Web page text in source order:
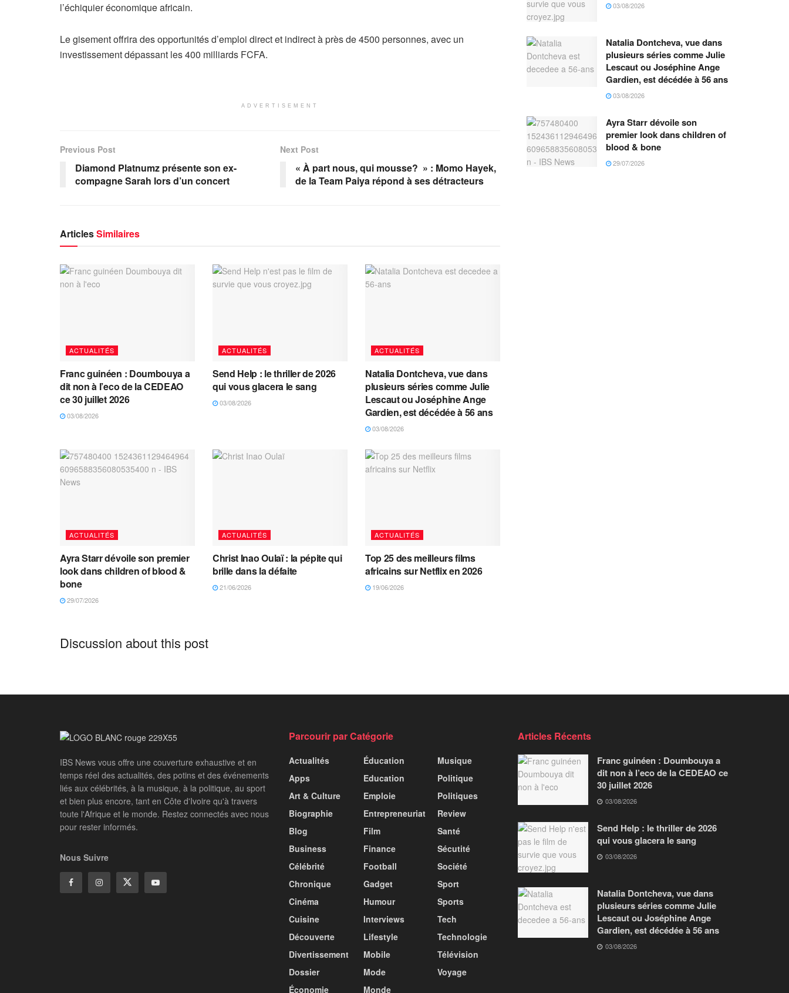
l’échiquier économique africain.
Le gisement offrira des opportunités d’emploi direct et indirect à près de 4500 personnes, avec un
investissement dépassant les 400 milliards FCFA.
ADVERTISEMENT
Previous Post
Diamond Platnumz présente son ex-
compagne Sarah lors d’un concert
Next Post
« À part nous, qui mousse? » : Momo Hayek,
de la Team Paiya répond à ses détracteurs
ArticlesSimilaires
ACTUALITÉS
Franc guinéen : Doumbouya a
dit non à l’eco de la CEDEAO
ce 30 juillet 2026
03/08/2026
ACTUALITÉS
Send Help : le thriller de 2026
qui vous glacera le sang
03/08/2026
ACTUALITÉS
Natalia Dontcheva, vue dans
plusieurs séries comme Julie
Lescaut ou Joséphine Ange
Gardien, est décédée à 56 ans
03/08/2026
ACTUALITÉS
Ayra Starr dévoile son premier
look dans children of blood &
bone
29/07/2026
ACTUALITÉS
Christ Inao Oulaï : la pépite qui
brille dans la défaite
21/06/2026
ACTUALITÉS
Top 25 des meilleurs films
africains sur Netflix en 2026
19/06/2026
Discussion about this post
03/08/2026
Natalia Dontcheva, vue dans
plusieurs séries comme Julie
Lescaut ou Joséphine Ange
Gardien, est décédée à 56 ans
03/08/2026
Ayra Starr dévoile son
premier look dans children of
blood & bone
29/07/2026
IBS News vous offre une couverture exhaustive et en
temps réel des actualités, des potins et des événements
liés aux célébrités, à la musique, à la politique, au sport
et bien plus encore, tant en Côte d'Ivoire qu'à travers
toute l'Afrique et le monde. Restez connectés avec nous
pour rester informés.
Nous Suivre
Parcourir par Catégorie
Actualités
Apps
Art & Culture
Biographie
Blog
Business
Célébrité
Chronique
Cinéma
Cuisine
Découverte
Divertissement
Dossier
Économie
Éducation
Education
Emploie
Entrepreneuriat
Film
Finance
Football
Gadget
Humour
Interviews
Lifestyle
Mobile
Mode
Monde
Musique
Politique
Politiques
Review
Santé
Sécutité
Société
Sport
Sports
Tech
Technologie
Télévision
Voyage
Articles Récents
Franc guinéen : Doumbouya a
dit non à l’eco de la CEDEAO ce
30 juillet 2026
03/08/2026
Send Help : le thriller de 2026
qui vous glacera le sang
03/08/2026
Natalia Dontcheva, vue dans
plusieurs séries comme Julie
Lescaut ou Joséphine Ange
Gardien, est décédée à 56 ans
03/08/2026